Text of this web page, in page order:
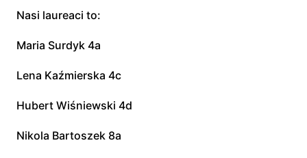
Nasi laureaci to:
Maria Surdyk 4a
Lena Kaźmierska 4c
Hubert Wiśniewski 4d
Nikola Bartoszek 8a